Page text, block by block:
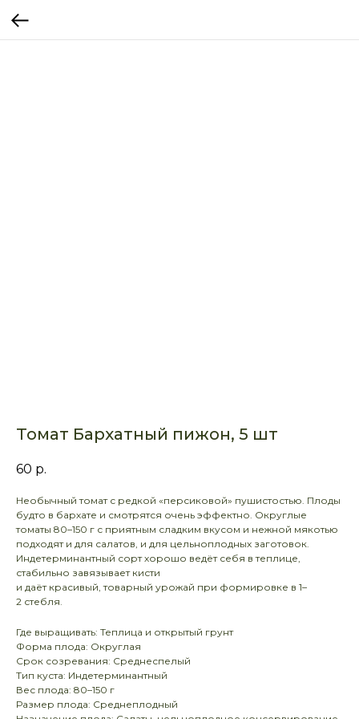
Томат Бархатный пижон, 5 шт
60 р.
Необычный томат с редкой «персиковой» пушистостью. Плоды
будто в бархате и смотрятся очень эффектно. Округлые
томаты 80–150 г с приятным сладким вкусом и нежной мякотью
подходят и для салатов, и для цельноплодных заготовок.
Индетерминантный сорт хорошо ведёт себя в теплице,
стабильно завязывает кисти
и даёт красивый, товарный урожай при формировке в 1–
2 стебля.
Где выращивать: Теплица и открытый грунт
Форма плода: Округлая
Срок созревания: Среднеспелый
Тип куста: Индетерминантный
Вес плода: 80–150 г
Размер плода: Среднеплодный